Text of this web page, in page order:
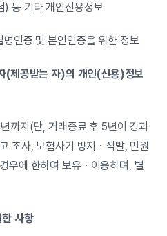
) 등 기타 개인신용정보
인증 및 본인인증을 위한 정보
(제공받는 자)의 개인(신용)정보
까지(단, 거래종료 후 5년이 경과
조사, 보험사기 방지ㆍ적발, 민원
우에 한하여 보유ㆍ이용하며, 별
사항